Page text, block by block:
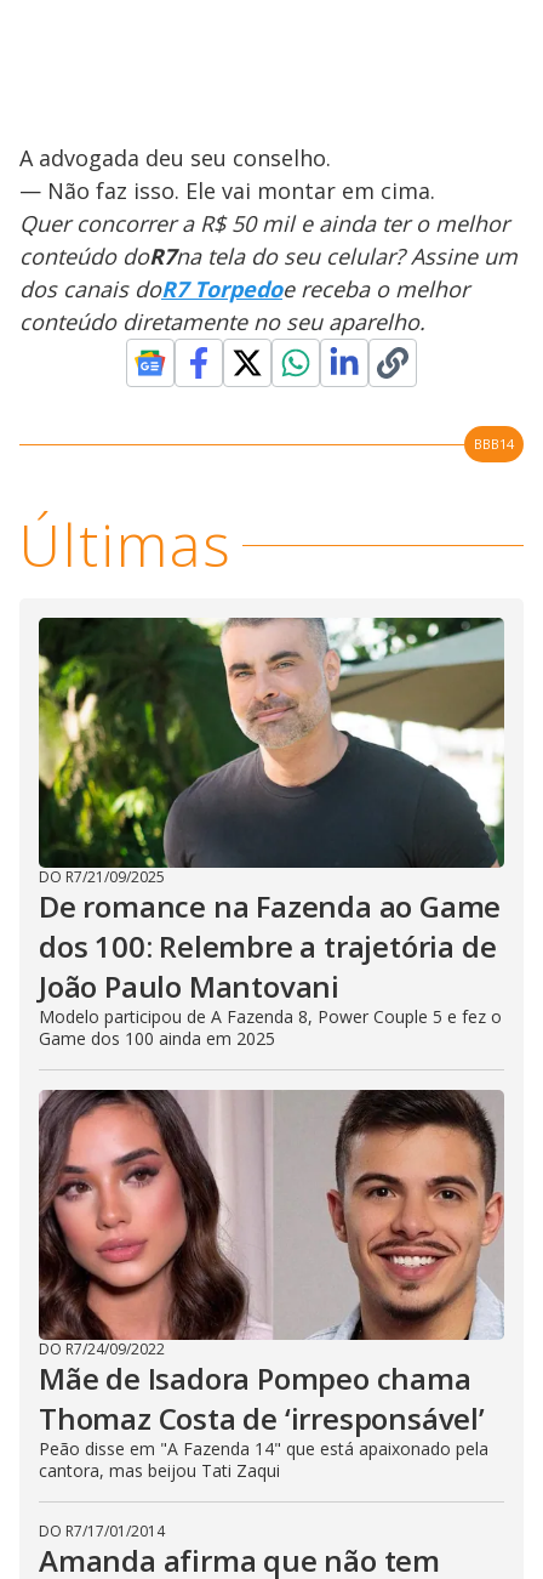
A advogada deu seu conselho.
— Não faz isso. Ele vai montar em cima.
Quer concorrer a R$ 50 mil e ainda ter o melhor
conteúdo doR7na tela do seu celular? Assine um
dos canais doR7 Torpedoe receba o melhor
conteúdo diretamente no seu aparelho.
BBB14
Últimas
DO R7/21/09/2025
De romance na Fazenda ao Game
dos 100: Relembre a trajetória de
João Paulo Mantovani
Modelo participou de A Fazenda 8, Power Couple 5 e fez o
Game dos 100 ainda em 2025
DO R7/24/09/2022
Mãe de Isadora Pompeo chama
Thomaz Costa de ‘irresponsável’
Peão disse em "A Fazenda 14" que está apaixonado pela
cantora, mas beijou Tati Zaqui
DO R7/17/01/2014
Amanda afirma que não tem